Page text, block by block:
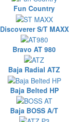
Fun Country
Discoverer S/T MAXX
Bravo AT 980
Baja Radial ATZ
Baja Belted HP
Baja BOSS A/T